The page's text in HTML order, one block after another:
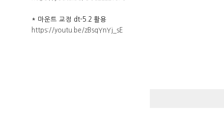
* 마운트 교정 dt-5.2 활용
https://youtu.be/zBsqYnYj_sE